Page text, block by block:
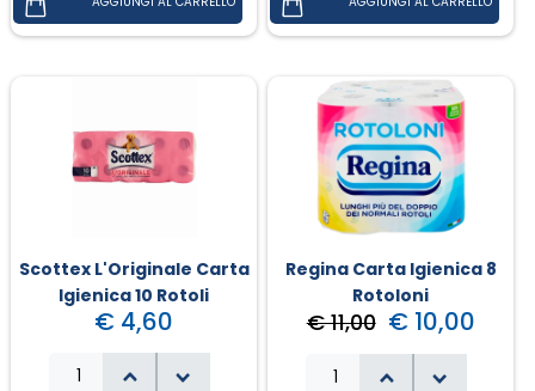
Scottex L'Originale Carta
Igienica 10 Rotoli
€ 4,60
Regina Carta Igienica 8
Rotoloni
€ 11,00 € 10,00